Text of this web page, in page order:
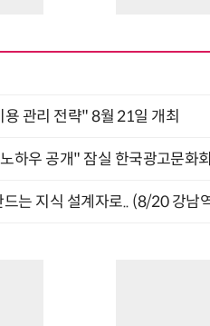
관리 전략" 8월 21일 개최
하우 공개" 잠실 한국광고문화
는 지식 설계자로.. (8/20 강남